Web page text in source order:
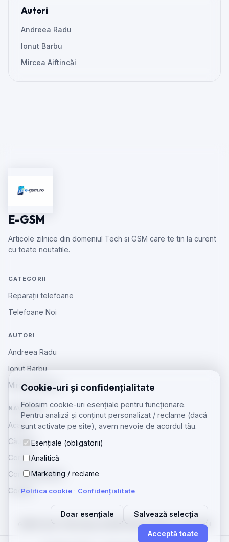
Cookie-uri și confidențialitate
Folosim cookie-uri esențiale pentru funcționare.
Pentru analiză și conținut personalizat / reclame (dacă
sunt activate pe site), avem nevoie de acordul tău.
Esențiale (obligatorii)
Analitică
Marketing / reclame
Politica cookie · Confidențialitate
Doar esențiale Salvează selecția
Acceptă toate
Autori
Andreea Radu
Ionut Barbu
Mircea Aiftincăi
E-GSM
Articole zilnice din domeniul Tech si GSM care te tin la curent
cu toate noutatile.
CATEGORII
Reparații telefoane
Telefoane Noi
AUTORI
Andreea Radu
Ionut Barbu
Mircea Aiftincăi
NAVIGARE
Acasă
Căutare
Contact
Confidențialitate
Cookie
Telefoane Beiuș·Licitații GSM